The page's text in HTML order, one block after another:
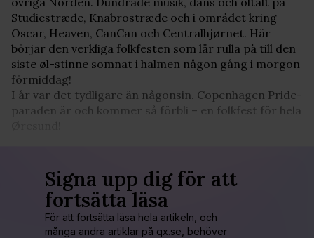
Studiestræde, Knabrostræde och i området kring
Oscar, Heaven, CanCan och Centralhjørnet. Här
börjar den verkliga folkfesten som lär rulla på till den
siste øl-stinne somnat i halmen någon gång i morgon
förmiddag!
I år var det tydligare än någonsin. Copenhagen Pride-
paraden är och kommer så förbli – en folkfest för hela
Signa upp dig för att
fortsätta läsa
För att fortsätta läsa hela artikeln, och
många andra artiklar på qx.se, behöver